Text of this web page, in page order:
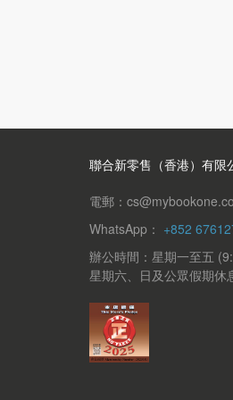
聯合新零售（香港）有限
電郵：
WhatsApp： +852
辦公時間：星期一至五
星期六、日及公眾假期休